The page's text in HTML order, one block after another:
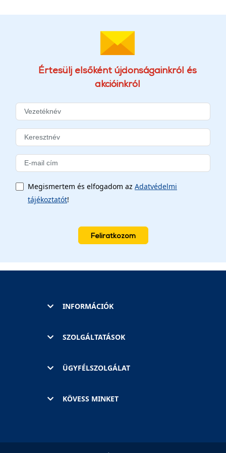
Értesülj elsőként újdonságainkról és
akcióinkról
Megismertem és elfogadom az Adatvédelmi
tájékoztatót!
Feliratkozom
INFORMÁCIÓK
SZOLGÁLTATÁSOK
ÜGYFÉLSZOLGÁLAT
KÖVESS MINKET